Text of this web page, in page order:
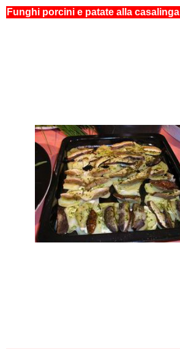
Funghi porcini e patate alla casalinga